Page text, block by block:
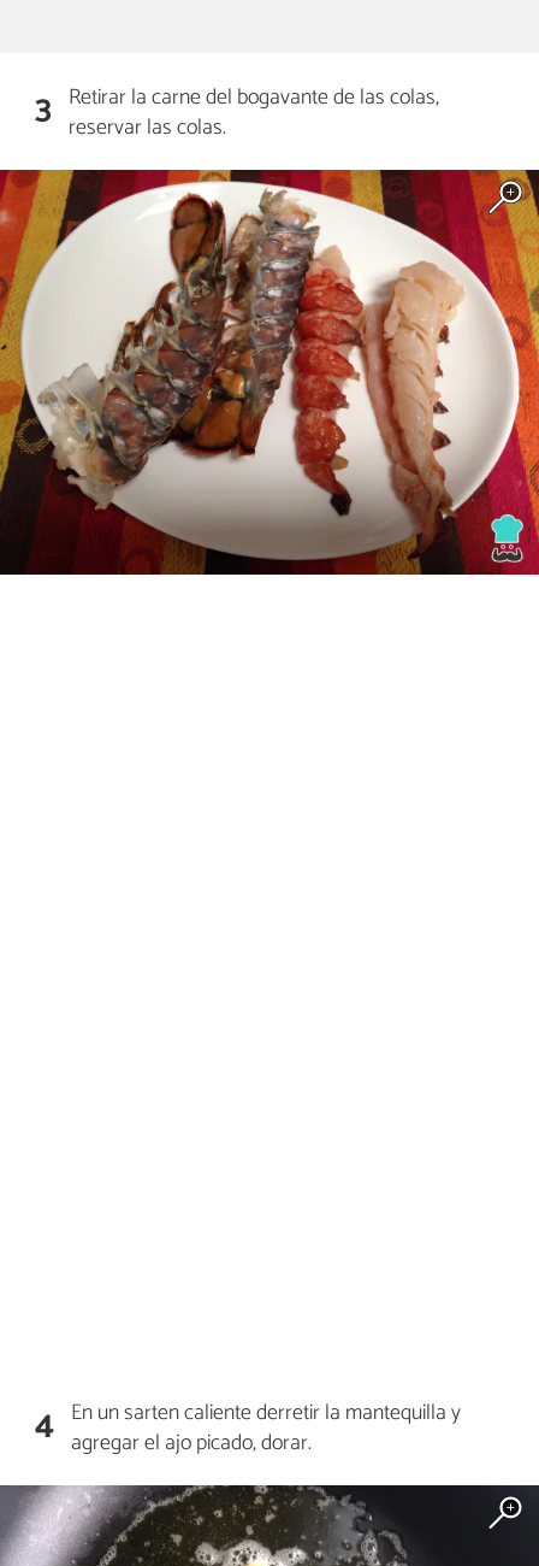
3 Retirar la carne del bogavante de las colas,
reservar las colas.
4 En un sarten caliente derretir la mantequilla y
agregar el ajo picado, dorar.